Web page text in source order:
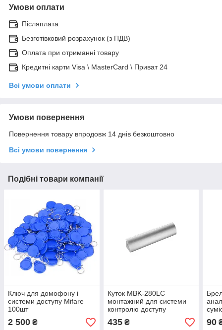
Умови оплати
Післяплата
Безготівковий розрахунок (з ПДВ)
Оплата при отриманні товару
Кредитні карти Visa \ MasterCard \ Приват 24
Всі умови оплати
Умови повернення
Повернення товару впродовж 14 днів безкоштовно
Всі умови повернення
Подібні товари компанії
Ключ для домофону і
системи доступу Mifare
100шт
2 500 ₴
Куток MBK-280LC
монтажний для системи
контролю доступу
435₴ 90